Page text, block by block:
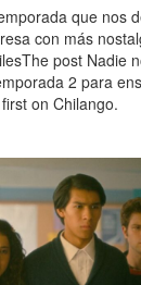
que nos
con más
post Nadie
2 para
on Chilango.